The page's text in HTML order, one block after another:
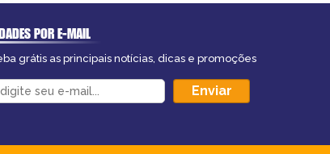
POR E-MAIL
grátis as principais notícias, dicas e promoções